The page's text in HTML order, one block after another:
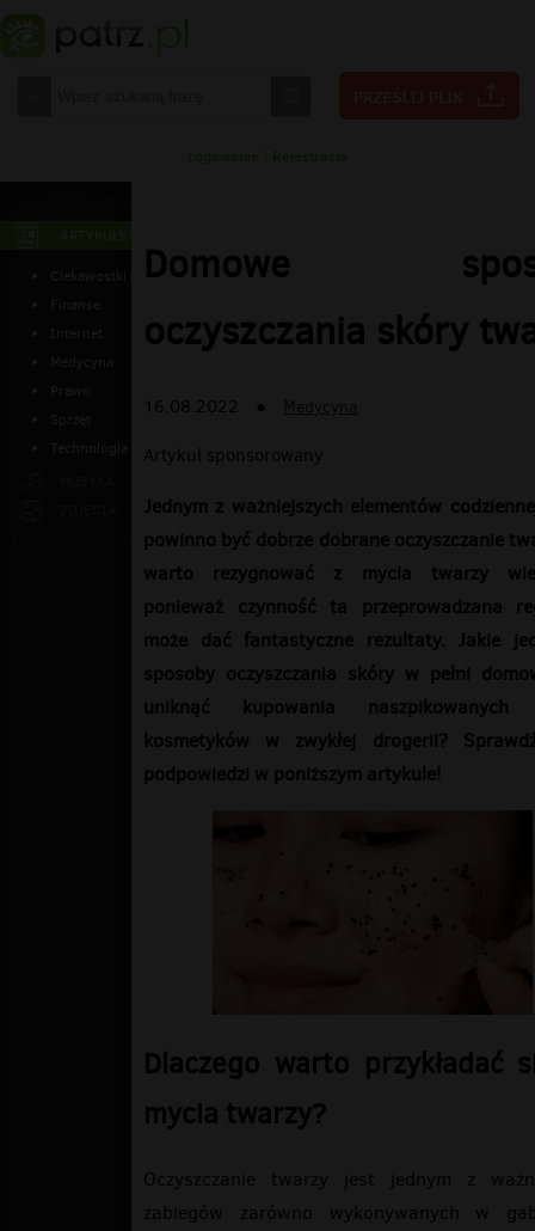
Domowe
oczyszczania skóry
16.08.2022 ●
Artykuł sponsorowany
Jednym z ważniejszych elementów
powinno być dobrze dobrane oczyszczanie
warto rezygnować z mycia twarzy
ponieważ czynność ta przeprowadzana
może dać fantastyczne rezultaty. Jakie
sposoby oczyszczania skóry w pełni
uniknąć kupowania naszpikowanych
kosmetyków w zwykłej drogerii?
podpowiedzi w poniższym artykule!
Dlaczego warto przykładać
mycia twarzy?
Oczyszczanie twarzy jest jednym z
zabiegów zarówno wykonywanych w